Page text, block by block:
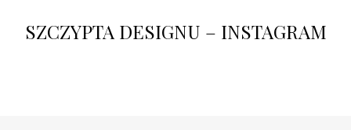
SZCZYPTA DESIGNU – INSTAGRAM